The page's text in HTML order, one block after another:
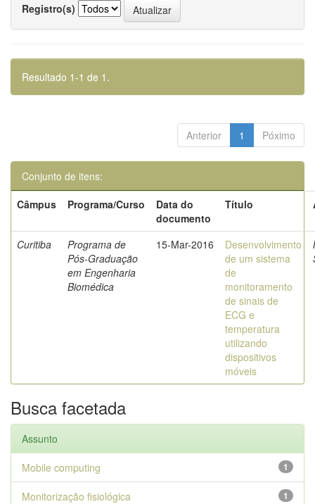
Registro(s)
Resultado 1-1 de 1.
Anterior 1 Póximo
Conjunto de itens:
Câmpus
Programa/Curso
Data do
documento
Título
Curitiba
Programa de
Pós-Graduação
em Engenharia
Biomédica
15-Mar-2016
Desenvolvimento
de um sistema
de
monitoramento
de sinais de
ECG e
temperatura
utilizando
dispositivos
móveis
Busca facetada
Assunto
1
Mobile computing
1
Monitorização fisiológica